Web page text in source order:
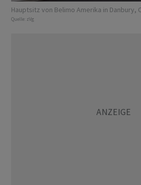
Hauptsitz von Belimo Amerika in Danbury,
Quelle: zVg